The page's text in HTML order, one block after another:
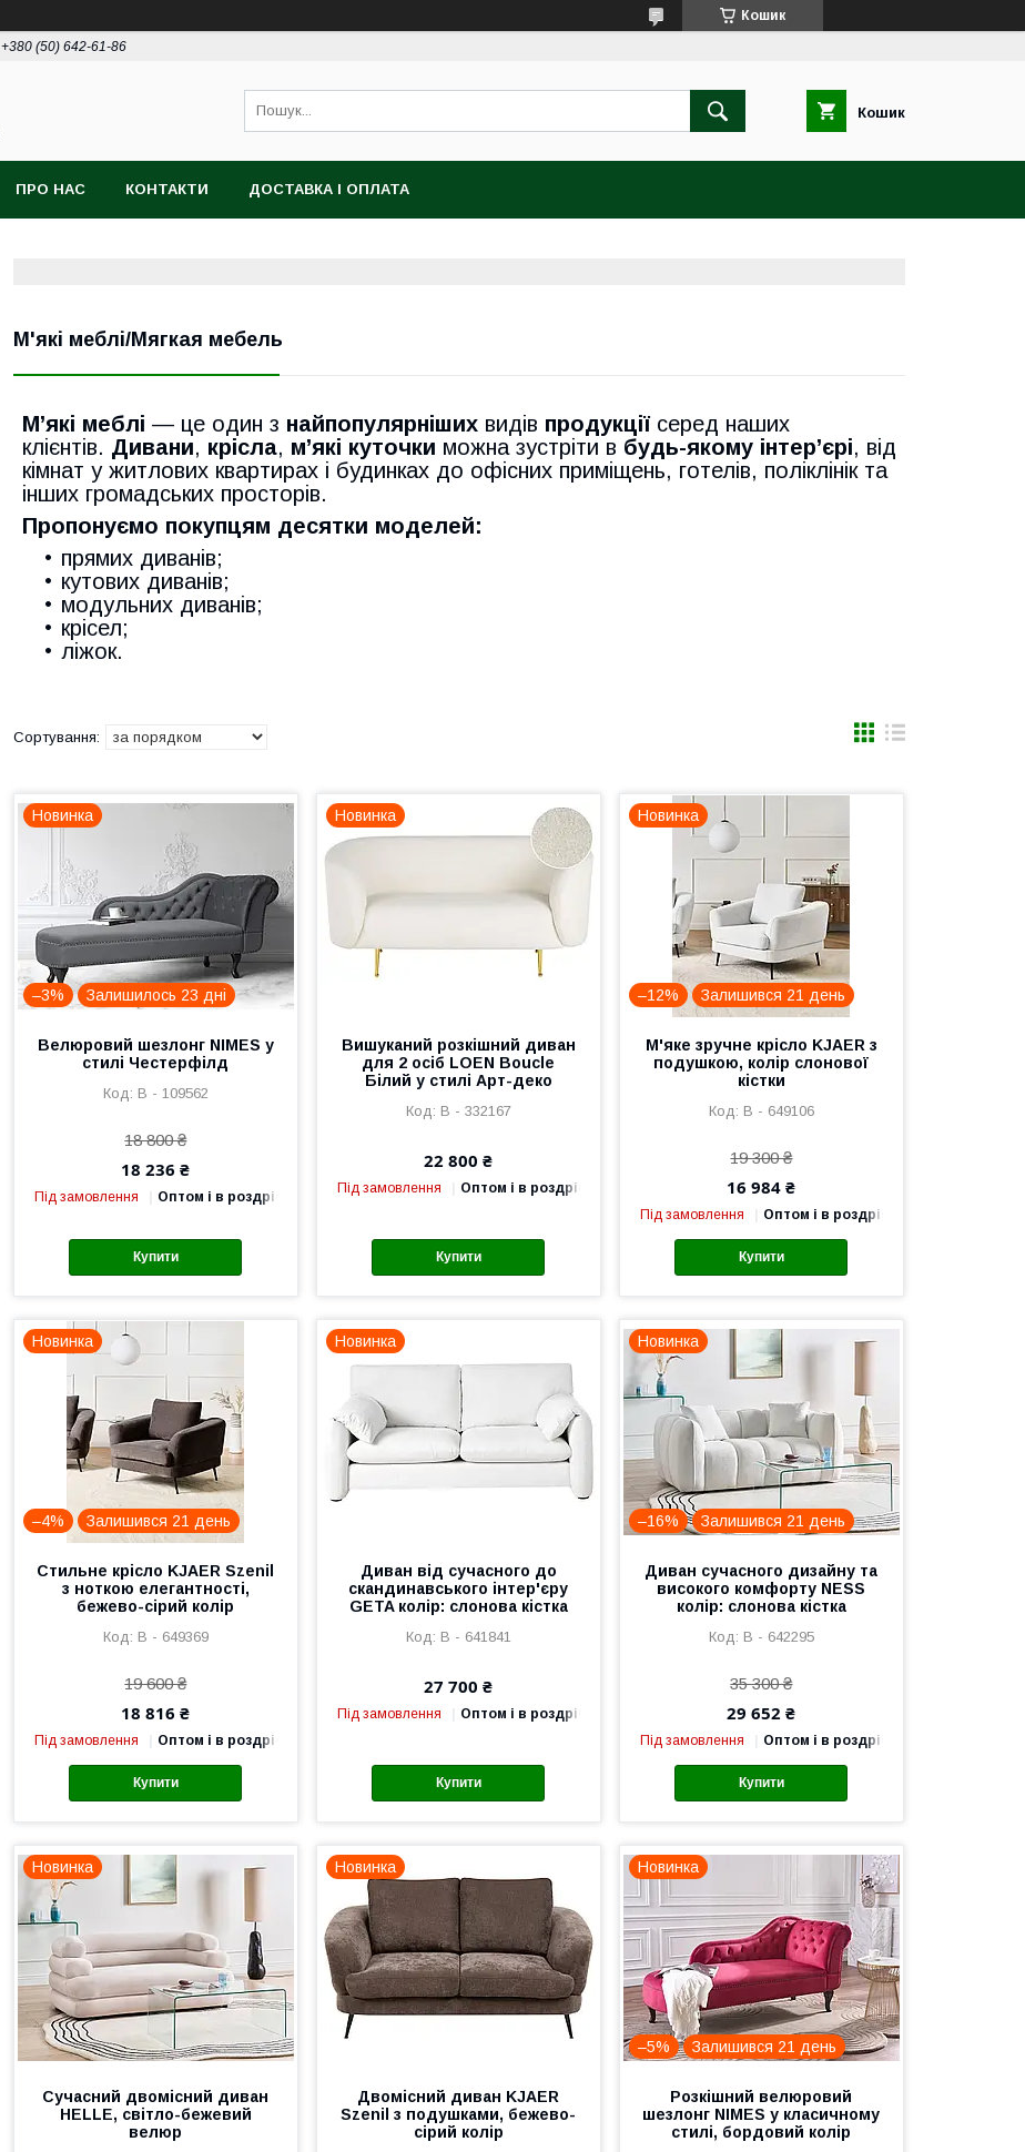
Кошик
+380 (50) 642-61-86
Кошик
ПРО НАС КОНТАКТИ ДОСТАВКА І ОПЛАТА
М'які меблі/Мягкая мебель
М’які меблі — це один з найпопулярніших видів продукціїсеред наших
клієнтів. Дивани, крісла, м’які куточки можна зустріти в будь-якому інтер’єрі, від
кімнат у житлових квартирах і будинках до офісних приміщень, готелів, поліклінік та
інших громадських просторів.
Пропонуємо покупцям десятки моделей:
прямих диванів;
кутових диванів;
модульних диванів;
крісел;
ліжок.
Новинка
–3% Залишилось 23 дні
Велюровий шезлонг NIMES у
стилі Честерфілд
В - 109562
18 800 ₴
18 236 ₴
Під замовлення Оптом і в роздріб
Купити
Новинка
Вишуканий розкішний диван
для 2 осіб LOEN Boucle
Білий у стилі Арт-деко
В - 332167
22 800 ₴
Під замовлення Оптом і в роздріб
Купити
Новинка
–12% Залишився 21 день
М'яке зручне крісло KJAER з
подушкою, колір слонової
кістки
В - 649106
19 300 ₴
16 984 ₴
Під замовлення Оптом і в роздріб
Купити
Новинка
–4% Залишився 21 день
Стильне крісло KJAER Szenil
з ноткою елегантності,
бежево-сірий колір
В - 649369
19 600 ₴
18 816 ₴
Під замовлення Оптом і в роздріб
Купити
Новинка
Диван від сучасного до
скандинавського інтер'єру
GETA колір: слонова кістка
В - 641841
27 700 ₴
Під замовлення Оптом і в роздріб
Купити
Новинка
–16% Залишився 21 день
Диван сучасного дизайну та
високого комфорту NESS
колір: слонова кістка
В - 642295
35 300 ₴
29 652 ₴
Під замовлення Оптом і в роздріб
Купити
Новинка
Сучасний двомісний диван
HELLE, світло-бежевий
велюр
Новинка
Двомісний диван KJAER
Szenil з подушками, бежево-
сірий колір
Новинка
–5% Залишився 21 день
Розкішний велюровий
шезлонг NIMES у класичному
стилі, бордовий колір